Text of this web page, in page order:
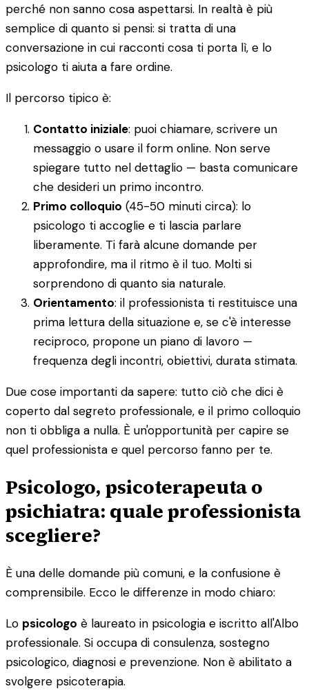
perché non sanno cosa aspettarsi. In realtà è più
semplice di quanto si pensi: si tratta di una
conversazione in cui racconti cosa ti porta lì, e lo
psicologo ti aiuta a fare ordine.
Il percorso tipico è:
Contatto iniziale: puoi chiamare, scrivere un
messaggio o usare il form online. Non serve
spiegare tutto nel dettaglio — basta comunicare
che desideri un primo incontro.
Primo colloquio (45-50 minuti circa): lo
psicologo ti accoglie e ti lascia parlare
liberamente. Ti farà alcune domande per
approfondire, ma il ritmo è il tuo. Molti si
sorprendono di quanto sia naturale.
Orientamento: il professionista ti restituisce una
prima lettura della situazione e, se c'è interesse
reciproco, propone un piano di lavoro —
frequenza degli incontri, obiettivi, durata stimata.
Due cose importanti da sapere: tutto ciò che dici è
coperto dal segreto professionale, e il primo colloquio
non ti obbliga a nulla. È un'opportunità per capire se
quel professionista e quel percorso fanno per te.
Psicologo, psicoterapeuta o
psichiatra: quale professionista
scegliere?
È una delle domande più comuni, e la confusione è
comprensibile. Ecco le differenze in modo chiaro:
Lo psicologo è laureato in psicologia e iscritto all'Albo
professionale. Si occupa di consulenza, sostegno
psicologico, diagnosi e prevenzione. Non è abilitato a
svolgere psicoterapia.